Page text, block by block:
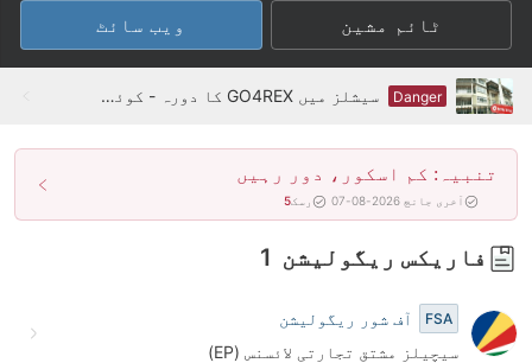
3
4
5
6
8
9
5
6
7
8
9
7
8
9
ٹائم مشین ویب سائٹ
Danger سیشلز میں GO4REX کا دورہ - کوئی دفتر نہیں ملا
تنبیہ: کم اسکور، دور رہیں
آخری جانچ 2026-08-07 رسک5
فاریکس ریگولیشن 1
FSA
آف شور ریگولیشن
سیچیلز مشتق تجارتی لائسنس (EP)